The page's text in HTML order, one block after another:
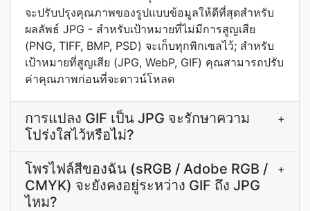
จะปรับปรุงคุณภาพของรูปแบบข้อมูลให้ดีที่สุดสำหรับ
ผลลัพธ์ JPG - สำหรับเป้าหมายที่ไม่มีการสูญเสีย
(PNG, TIFF, BMP, PSD) จะเก็บทุกพิกเซลไว้; สำหรับ
เป้าหมายที่สูญเสีย (JPG, WebP, GIF) คุณสามารถปรับ
ค่าคุณภาพก่อนที่จะดาวน์โหลด
การแปลง GIF เป็น JPG จะรักษาความ
โปร่งใสไว้หรือไม่?
+
โพรไฟล์สีของฉัน (sRGB / Adobe RGB /
CMYK) จะยังคงอยู่ระหว่าง GIF ถึง JPG
ไหม?
+